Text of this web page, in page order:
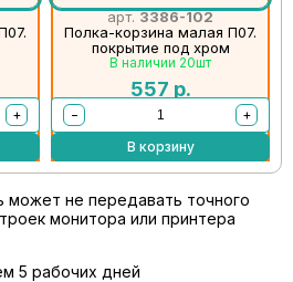
+
арт.3386-102
Полка-корзина малая П07.
покрытие под хром
В наличии 20шт
557 р.
−
+
В корзину
не передавать точного
монитора или принтера
5 рабочих дней